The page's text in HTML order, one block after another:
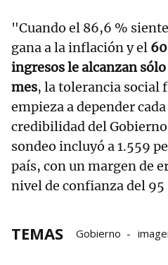
"Cuando el 86,6 %
gana a la inflación y el
ingresos le alcanzan
mes, la tolerancia social
empieza a depender
credibilidad del
sondeo incluyó a 1.559
país, con un margen de
nivel de confianza del 95
TEMAS Gobierno